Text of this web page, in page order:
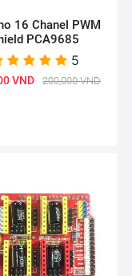
16 Chanel PWM
PCA9685
5
VND 200,000 VND